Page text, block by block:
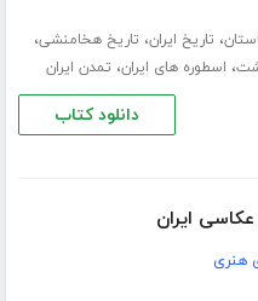
، تاریخ ایران، تاریخ هخامنشی،
، اسطوره های ایران، تمدن ایران
دانلود کتاب
ایران
هنری